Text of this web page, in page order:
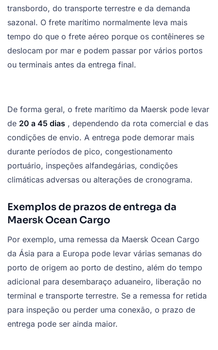
transbordo, do transporte terrestre e da demanda
sazonal. O frete marítimo normalmente leva mais
tempo do que o frete aéreo porque os contêineres se
deslocam por mar e podem passar por vários portos
ou terminais antes da entrega final.
De forma geral, o frete marítimo da Maersk pode levar
de 20 a 45 dias , dependendo da rota comercial e das
condições de envio. A entrega pode demorar mais
durante períodos de pico, congestionamento
portuário, inspeções alfandegárias, condições
climáticas adversas ou alterações de cronograma.
Exemplos de prazos de entrega da
Maersk Ocean Cargo
Por exemplo, uma remessa da Maersk Ocean Cargo
da Ásia para a Europa pode levar várias semanas do
porto de origem ao porto de destino, além do tempo
adicional para desembaraço aduaneiro, liberação no
terminal e transporte terrestre. Se a remessa for retida
para inspeção ou perder uma conexão, o prazo de
entrega pode ser ainda maior.